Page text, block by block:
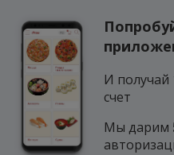
И получай
счет
Мы дарим